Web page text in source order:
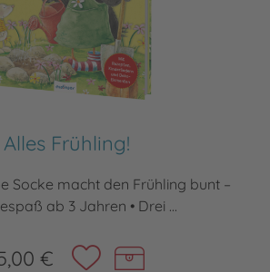
Alles Frühling!
Socke macht den Frühling bunt –
ab 3 Jahren • Drei ...
€